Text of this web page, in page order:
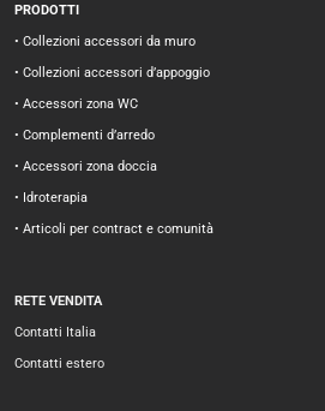
PRODOTTI
• Collezioni accessori da muro
• Collezioni accessori d’appoggio
• Accessori zona WC
• Complementi d’arredo
• Accessori zona doccia
• Idroterapia
• Articoli per contract e comunità
RETE VENDITA
Contatti Italia
Contatti estero